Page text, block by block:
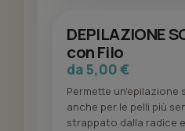
DEPILAZIONE
con Filo
da 5,00 €
Permette un'epilazione
anche per le pelli più
strappato dalla radice